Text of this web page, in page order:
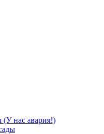
(У нас авария!)